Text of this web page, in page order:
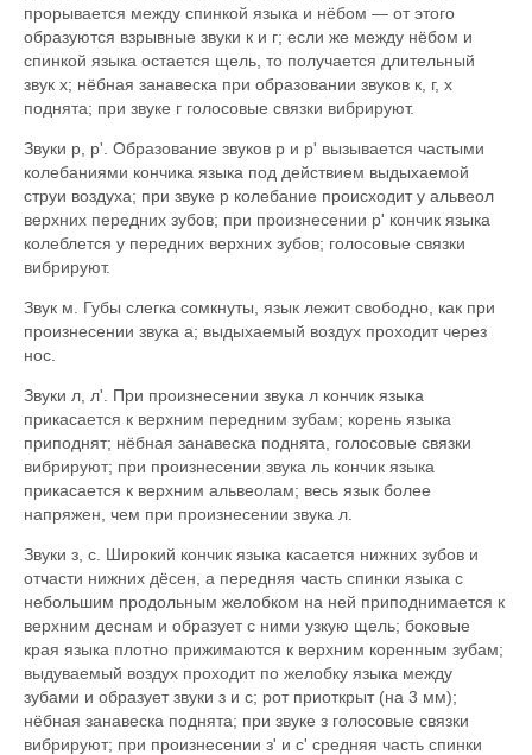
прорывается между спинкой языка и нёбом — от этого
образуются взрывные звуки к и г; если же между нёбом и
спинкой языка остается щель, то получается длительный
звук х; нёбная занавеска при образовании звуков к, г, х
поднята; при звуке г голосовые связки вибрируют.
Звуки р, р'. Образование звуков р и р' вызывается частыми
колебаниями кончика языка под действием выдыхаемой
струи воздуха; при звуке р колебание происходит у альвеол
верхних передних зубов; при произнесении р' кончик языка
колеблется у передних верхних зубов; голосовые связки
вибрируют.
Звук м. Губы слегка сомкнуты, язык лежит свободно, как при
произнесении звука а; выдыхаемый воздух проходит через
нос.
Звуки л, л'. При произнесении звука л кончик языка
прикасается к верхним передним зубам; корень языка
приподнят; нёбная занавеска поднята, голосовые связки
вибрируют; при произнесении звука ль кончик языка
прикасается к верхним альвеолам; весь язык более
напряжен, чем при произнесении звука л.
Звуки з, с. Широкий кончик языка касается нижних зубов и
отчасти нижних дёсен, а передняя часть спинки языка с
небольшим продольным желобком на ней приподнимается к
верхним деснам и образует с ними узкую щель; боковые
края языка плотно прижимаются к верхним коренным зубам;
выдуваемый воздух проходит по желобку языка между
зубами и образует звуки з и с; рот приоткрыт (на 3 мм);
нёбная занавеска поднята; при звуке з голосовые связки
вибрируют; при произнесении з' и с' средняя часть спинки